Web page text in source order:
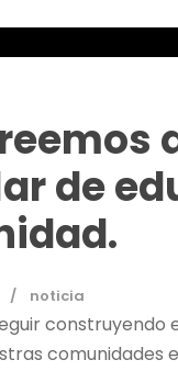
de
noticia
comunidades